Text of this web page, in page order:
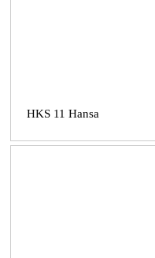
HKS 11 Hansa